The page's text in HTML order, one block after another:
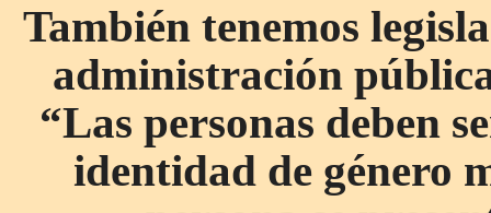
También tenemos
administración
“Las personas deben
identidad de género